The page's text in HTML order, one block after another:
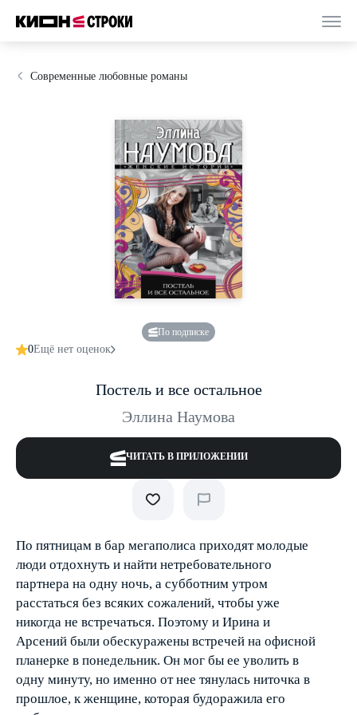
Современные любовные романы
По подписке
0Ещё нет оценок
Постель и все остальное
Эллина Наумова
ЧИТАТЬ В ПРИЛОЖЕНИИ
По пятницам в бар мегаполиса приходят молодые
люди отдохнуть и найти нетребовательного
партнера на одну ночь, а субботним утром
расстаться без всяких сожалений, чтобы уже
никогда не встречаться. Поэтому и Ирина и
Арсений были обескуражены встречей на офисной
планерке в понедельник. Он мог бы ее уволить в
одну минуту, но именно от нее тянулась ниточка в
прошлое, к женщине, которая будоражила его